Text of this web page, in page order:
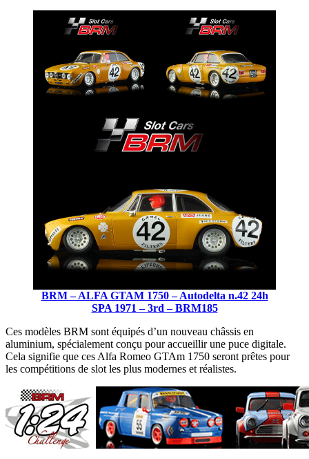
BRM – ALFA GTAM 1750 – Autodelta n.42 24h
SPA 1971 – 3rd – BRM185
Ces modèles BRM sont équipés d’un nouveau châssis en
aluminium, spécialement conçu pour accueillir une puce digitale.
Cela signifie que ces Alfa Romeo GTAm 1750 seront prêtes pour
les compétitions de slot les plus modernes et réalistes.